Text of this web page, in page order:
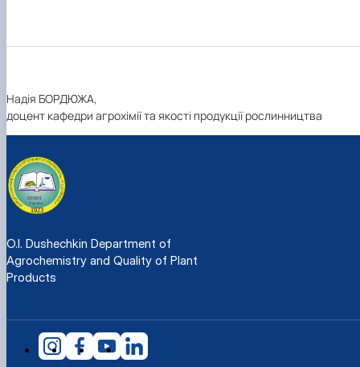
Надія БОРДЮЖА,
доцент кафедри агрохімії та якості продукції рослинництва
O.I. Dushechkin Department of
Agrochemistry and Quality of Plant
Products